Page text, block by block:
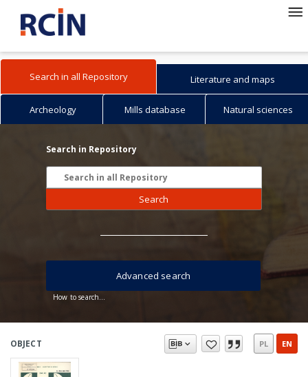
Search in all Repository Literature and maps
Archeology Mills database Natural sciences
Search in Repository
Search
How to search...
Advanced search
OBJECT PL EN